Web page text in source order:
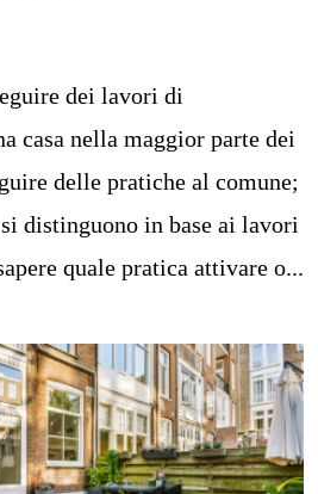
dei lavori di
casa nella maggior parte dei
delle pratiche al comune;
distinguono in base ai lavori
quale pratica attivare o...